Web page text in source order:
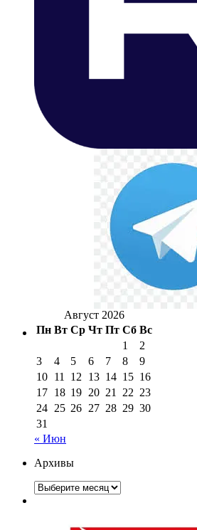
Август 2026
Пн Вт Ср Чт Пт Сб Вс
1
2
3
4 5 6 7 8
9
10 11 12 13 14 15 16
17 18 19 20 21 22 23
24 25 26 27 28 29 30
31
« Июн
Архивы
Архивы